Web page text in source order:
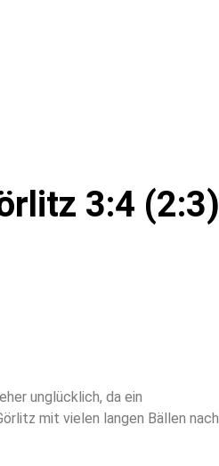
3:4 (2:3)
unglücklich, da ein
mit vielen langen Bällen nach